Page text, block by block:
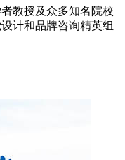
教授及众多知名院校
计和品牌咨询精英组